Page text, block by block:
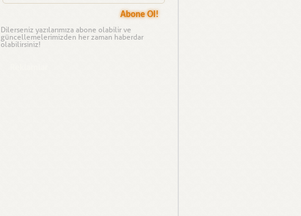
Dilerseniz yazılarımıza abone olabilir ve
güncellemelerimizden her zaman haberdar
olabilirsiniz!